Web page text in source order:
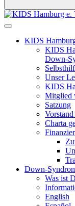
KIDS
KIDS
Down-
Unser
KIDS
Mitglied
Satzung
Charta
Down-
Was ist
English